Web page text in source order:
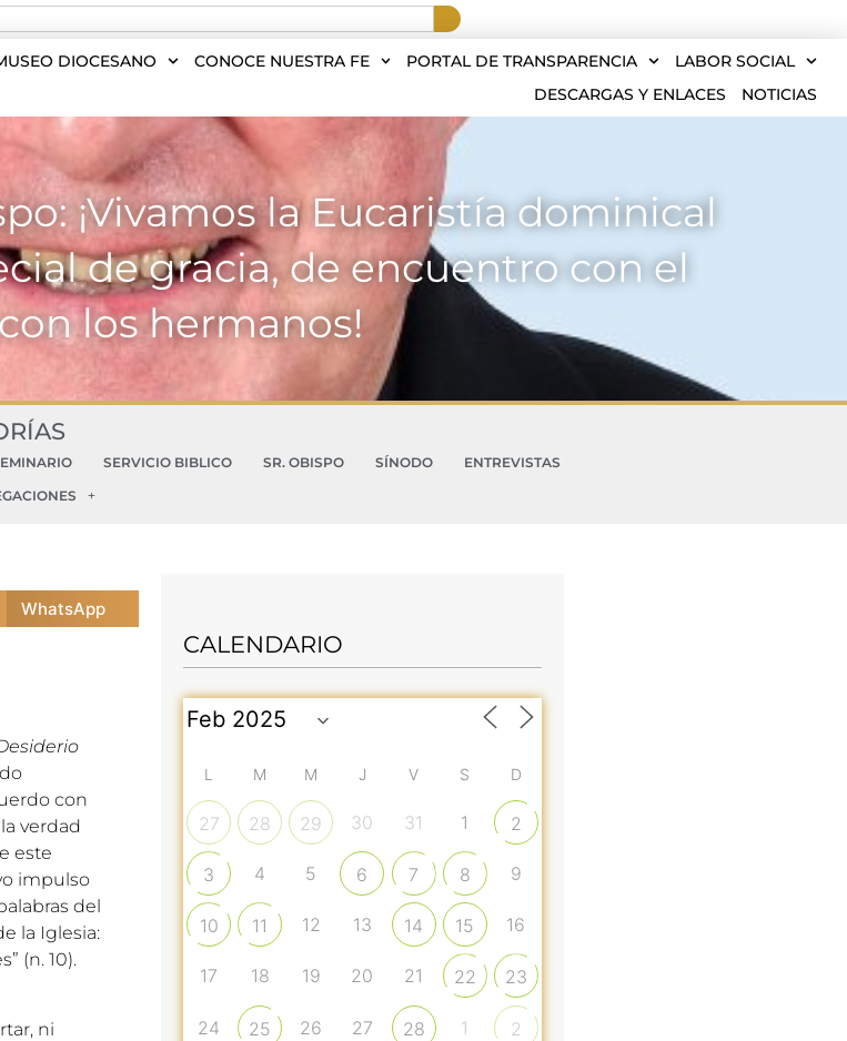
DIOCESANO CONOCE NUESTRA FE PORTAL DE TRANSPARENCIA
LABOR SOCIAL
DESCARGAS Y ENLACES
NOTICIAS
¡Vivamos la Eucaristía dominical
de gracia, de encuentro con el
los hermanos!
SERVICIO BIBLICO SR. OBISPO SÍNODO
ENTREVISTAS
WhatsApp
con
verdad
este
impulso
del
la Iglesia:
(n. 10).
ni
CALENDARIO
L M M J V S D
27 28 29 30 31 1 2
3 4 5 6 7 8 9
10 11 12 13 14 15 16
17 18 19 20 21 22 23
24 25 26 27 28 1 2